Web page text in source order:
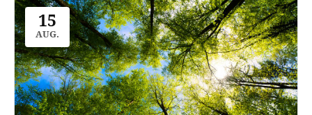
15
AUG.